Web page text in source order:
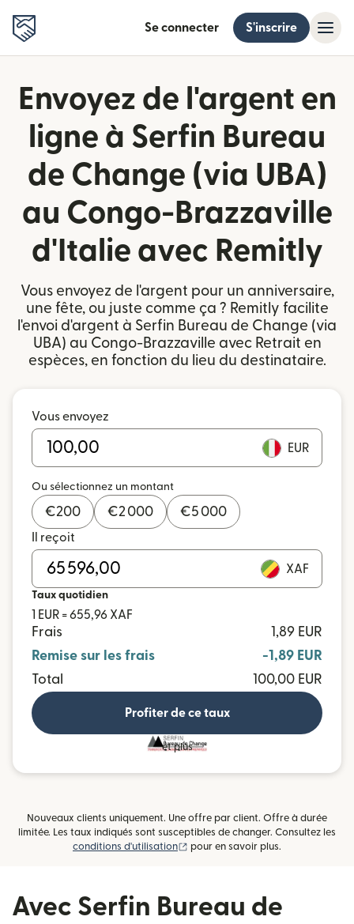
Se connecter S'inscrire
Envoyez de l'argent en
ligne à Serfin Bureau
de Change (via UBA)
au Congo-Brazzaville
d'Italie avec Remitly
Vous envoyez de l'argent pour un anniversaire,
une fête, ou juste comme ça ? Remitly facilite
l'envoi d'argent à Serfin Bureau de Change (via
UBA) au Congo-Brazzaville avec Retrait en
espèces, en fonction du lieu du destinataire.
Vous envoyez
EUR
Ou sélectionnez un montant
€200 €2 000 €5 000
Il reçoit
XAF
Taux quotidien
1 EUR = 655,96 XAF
Frais
1,89 EUR
Remise sur les frais
-1,89 EUR
Total
100,00 EUR
Profiter de ce taux
et plus
Nouveaux clients uniquement. Une offre par client. Offre à durée
limitée. Les taux indiqués sont susceptibles de changer. Consultez les
conditions d'utilisation
(s'ouvre dans une nouvelle fenêtre)
pour en savoir plus.
Avec Serfin Bureau de